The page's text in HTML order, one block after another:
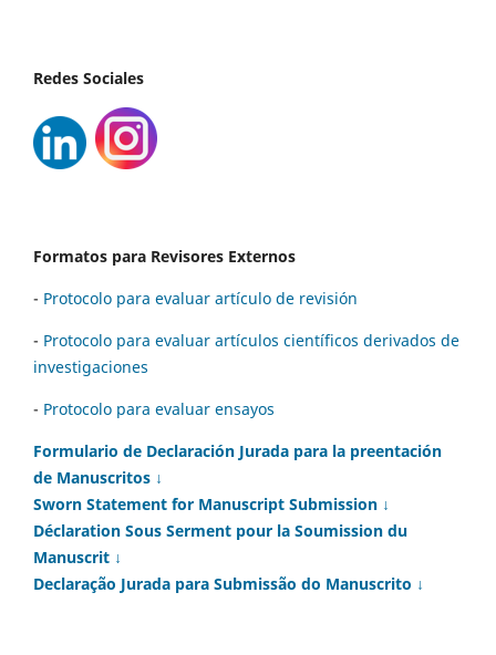
Redes Sociales
Formatos para Revisores Externos
- Protocolo para evaluar artículo de revisión
- Protocolo para evaluar artículos científicos derivados de
investigaciones
- Protocolo para evaluar ensayos
Formulario de Declaración Jurada para la preentación
de Manuscritos ↓
Sworn Statement for Manuscript Submission ↓
Déclaration Sous Serment pour la Soumission du
Manuscrit ↓
Declaração Jurada para Submissão do Manuscrito ↓